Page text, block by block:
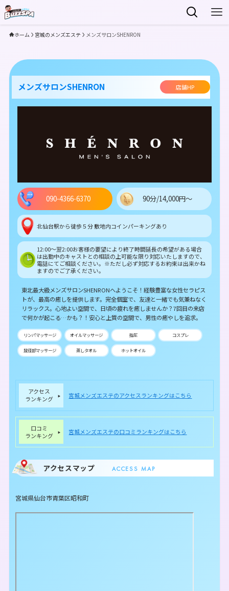
ホーム 宮城のメンズエステ メンズサロンSHENRON
メンズサロンSHENRON 店舗HP
090-4366-6370 90分/14,000円～
北仙台駅から徒歩５分 敷地内コインパーキングあり
12:00～翌2:00お客様の要望により終了時間延長の希望がある場合
は出勤中のキャストとの相談の上可能な限り対応いたしますので、
電話にてご相談ください。※ただし必ず対応するお約束は出来かね
ますのでご了承ください。
東北最大級メンズサロンSHENRONへようこそ！経験豊富な女性セラピス
トが、最高の癒しを提供します。完全個室で、友達と一緒でも気兼ねなく
リラックス。心地よい空間で、日頃の疲れを癒しませんか？7回目の来店
で何かが起こる…かも？！安心と上質の空間で、男性の癒やしを追求。
リンパマッサージ オイルマッサージ 指圧 コスプレ
鼠径部マッサージ 蒸しタオル ホットオイル
アクセス
ランキング
宮城メンズエステのアクセスランキングはこちら
口コミ
ランキング
宮城メンズエステの口コミランキングはこちら
アクセスマップ ACCESS MAP
宮城県仙台市青葉区昭和町